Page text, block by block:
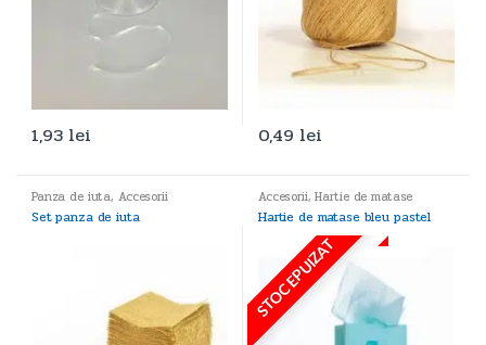
1,93 lei 0,49 lei
Panza de iuta, Accesorii
Set panza de iuta
Accesorii,Hartie de matase
Hartie de matase bleu pastel
STOC EPUIZAT